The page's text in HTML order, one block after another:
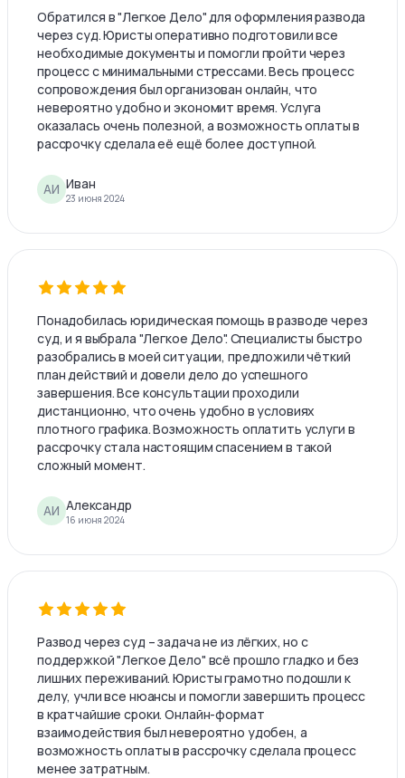
Обратился в "Легкое Дело" для оформления развода
через суд. Юристы оперативно подготовили все
необходимые документы и помогли пройти через
процесс с минимальными стрессами. Весь процесс
сопровождения был организован онлайн, что
невероятно удобно и экономит время. Услуга
оказалась очень полезной, а возможность оплаты в
рассрочку сделала её ещё более доступной.
АИ Иван
23 июня 2024
Понадобилась юридическая помощь в разводе через
суд, и я выбрала "Легкое Дело". Специалисты быстро
разобрались в моей ситуации, предложили чёткий
план действий и довели дело до успешного
завершения. Все консультации проходили
дистанционно, что очень удобно в условиях
плотного графика. Возможность оплатить услуги в
рассрочку стала настоящим спасением в такой
сложный момент.
АИ Александр
16 июня 2024
Развод через суд – задача не из лёгких, но с
поддержкой "Легкое Дело" всё прошло гладко и без
лишних переживаний. Юристы грамотно подошли к
делу, учли все нюансы и помогли завершить процесс
в кратчайшие сроки. Онлайн-формат
взаимодействия был невероятно удобен, а
возможность оплаты в рассрочку сделала процесс
менее затратным.